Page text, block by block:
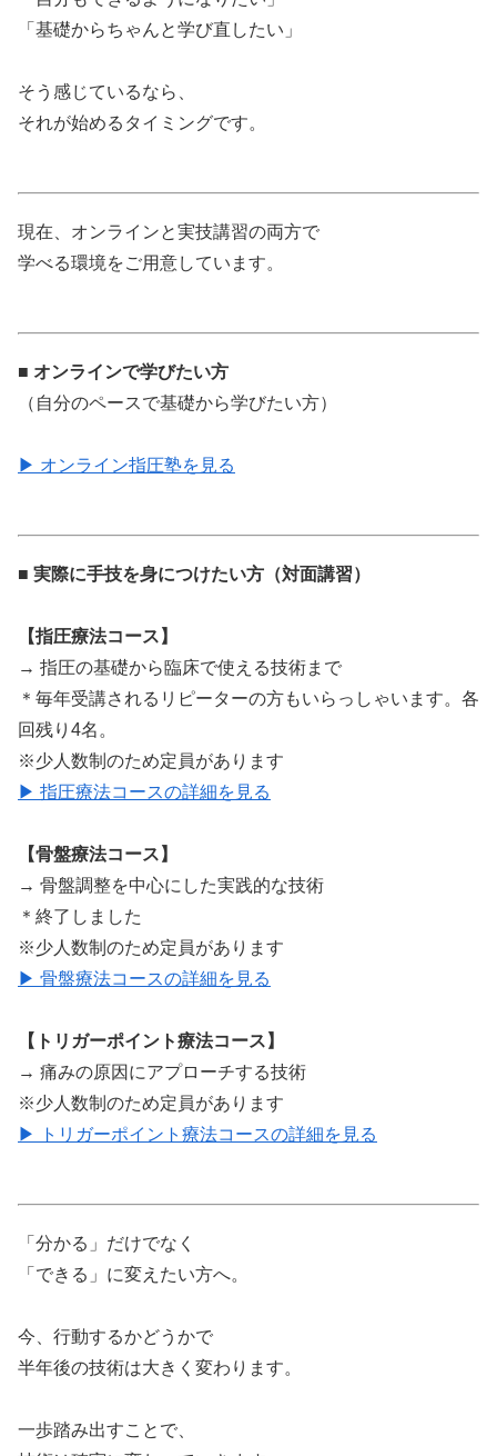
「基礎からちゃんと学び直したい」
そう感じているなら、
それが始めるタイミングです。
現在、オンラインと実技講習の両方で
学べる環境をご用意しています。
■ オンラインで学びたい方
（自分のペースで基礎から学びたい方）
▶ オンライン指圧塾を見る
■ 実際に手技を身につけたい方（対面講習）
【指圧療法コース】
→ 指圧の基礎から臨床で使える技術まで
＊毎年受講されるリピーターの方もいらっしゃいます。各
回残り4名。
※少人数制のため定員があります
▶ 指圧療法コースの詳細を見る
【骨盤療法コース】
→ 骨盤調整を中心にした実践的な技術
＊終了しました
※少人数制のため定員があります
▶ 骨盤療法コースの詳細を見る
【トリガーポイント療法コース】
→ 痛みの原因にアプローチする技術
※少人数制のため定員があります
▶ トリガーポイント療法コースの詳細を見る
「分かる」だけでなく
「できる」に変えたい方へ。
今、行動するかどうかで
半年後の技術は大きく変わります。
一歩踏み出すことで、